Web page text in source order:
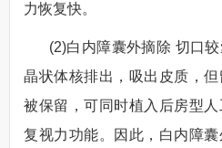
力恢复快。
(2)白内障囊外摘除 切口
晶状体核排出，吸出皮质，
被保留，可同时植入后房型
复视力功能。因此，白内障